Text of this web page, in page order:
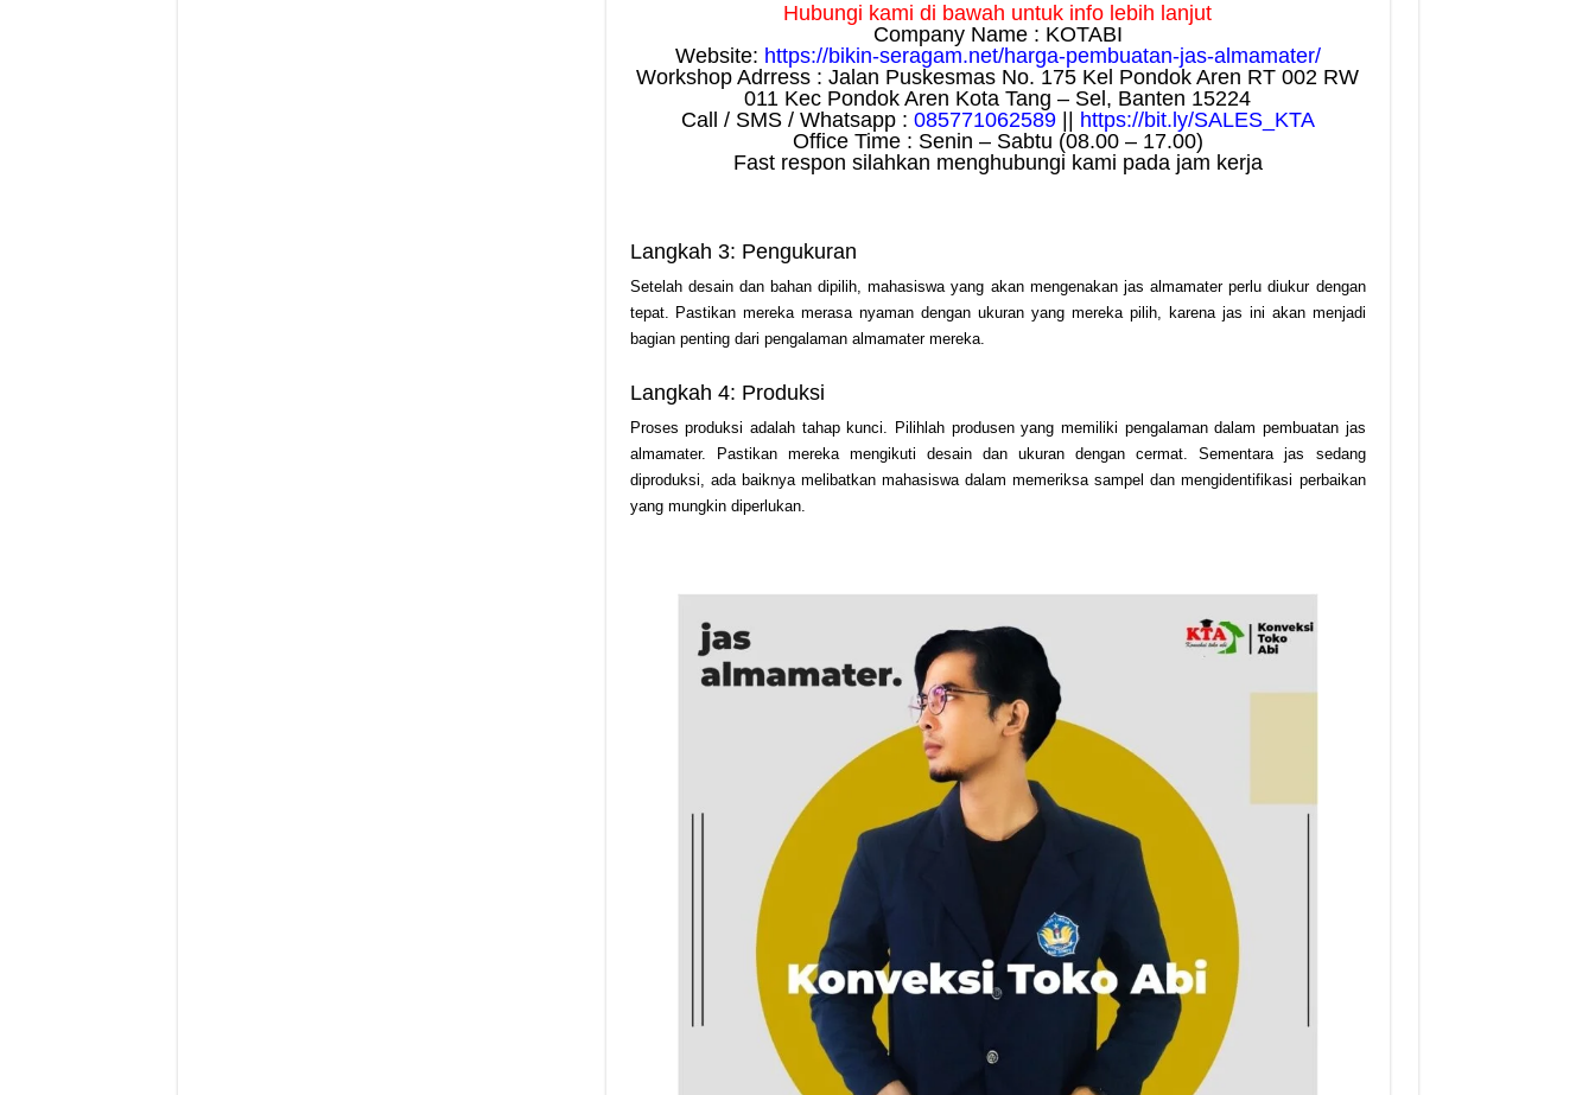
Hubungi kami di bawah untuk info lebih lanjut
Company Name : KOTABI
Website: https://bikin-seragam.net/harga-pembuatan-jas-almamater/
Workshop Adrress : Jalan Puskesmas No. 175 Kel Pondok Aren RT 002 RW
011 Kec Pondok Aren Kota Tang – Sel, Banten 15224
Call / SMS / Whatsapp : 085771062589||
https://bit.ly/SALES_KTA
Office Time : Senin – Sabtu (08.00 – 17.00)
Fast respon silahkan menghubungi kami pada jam kerja
Langkah 3: Pengukuran
Setelah desain dan bahan dipilih, mahasiswa yang akan mengenakan jas almamater perlu diukur dengan
tepat. Pastikan mereka merasa nyaman dengan ukuran yang mereka pilih, karena jas ini akan menjadi
bagian penting dari pengalaman almamater mereka.
Langkah 4: Produksi
Proses produksi adalah tahap kunci. Pilihlah produsen yang memiliki pengalaman dalam pembuatan jas
almamater. Pastikan mereka mengikuti desain dan ukuran dengan cermat. Sementara jas sedang
diproduksi, ada baiknya melibatkan mahasiswa dalam memeriksa sampel dan mengidentifikasi perbaikan
yang mungkin diperlukan.